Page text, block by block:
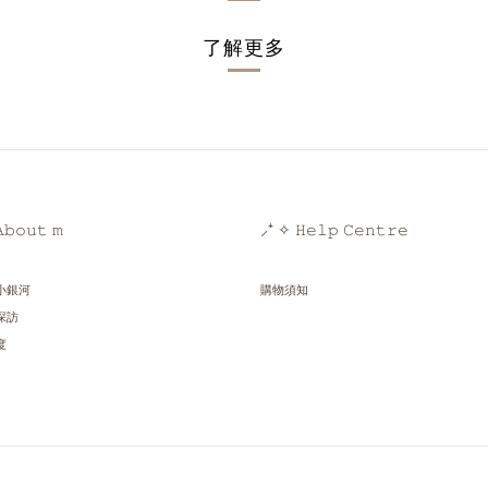
了解更多
𝚖
銀河
訪
⸝⁺ ✧ 𝙷𝚎𝚕𝚙 𝙲𝚎𝚗𝚝𝚛𝚎
購物須知